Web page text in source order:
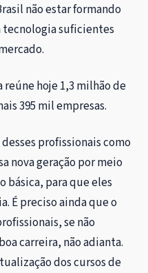
não estar formando
tecnologia suficientes
reúne hoje 1,3 milhão de
395 mil empresas.
profissionais como
nova geração por meio
básica, para que eles
É preciso ainda que o
se não
carreira, não adianta.
dos cursos de